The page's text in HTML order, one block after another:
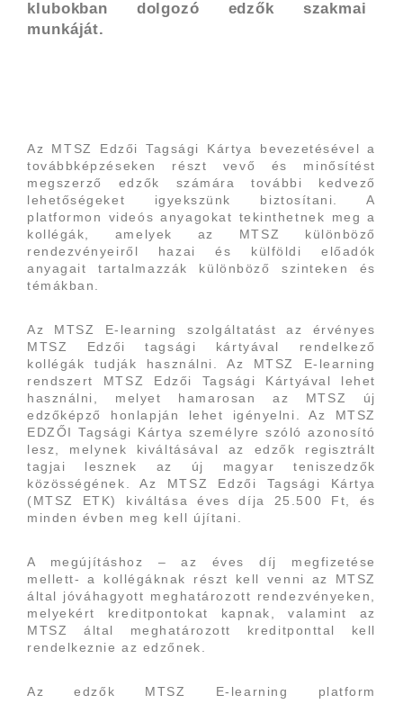
klubokban dolgozó edzők szakmai
munkáját.
Az MTSZ Edzői Tagsági Kártya bevezetésével a
továbbképzéseken részt vevő és minősítést
megszerző edzők számára további kedvező
lehetőségeket igyekszünk biztosítani. A
platformon videós anyagokat tekinthetnek meg a
kollégák, amelyek az MTSZ különböző
rendezvényeiről hazai és külföldi előadók
anyagait tartalmazzák különböző szinteken és
témákban.
Az MTSZ E-learning szolgáltatást az érvényes
MTSZ Edzői tagsági kártyával rendelkező
kollégák tudják használni. Az MTSZ E-learning
rendszert MTSZ Edzői Tagsági Kártyával lehet
használni, melyet hamarosan az MTSZ új
edzőképző honlapján lehet igényelni. Az MTSZ
EDZŐI Tagsági Kártya személyre szóló azonosító
lesz, melynek kiváltásával az edzők regisztrált
tagjai lesznek az új magyar teniszedzők
közösségének. Az MTSZ Edzői Tagsági Kártya
(MTSZ ETK) kiváltása éves díja 25.500 Ft, és
minden évben meg kell újítani.
A megújításhoz – az éves díj megfizetése
mellett- a kollégáknak részt kell venni az MTSZ
által jóváhagyott meghatározott rendezvényeken,
melyekért kreditpontokat kapnak, valamint az
MTSZ által meghatározott kreditponttal kell
rendelkeznie az edzőnek.
Az edzők MTSZ E-learning platform